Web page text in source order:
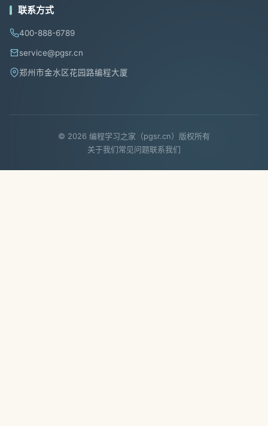
联系方式
400-888-6789
service@pgsr.cn
郑州市金水区花园路编程大厦
© 2026 编程学习之家（pgsr.cn）版权所有
关于我们常见问题联系我们